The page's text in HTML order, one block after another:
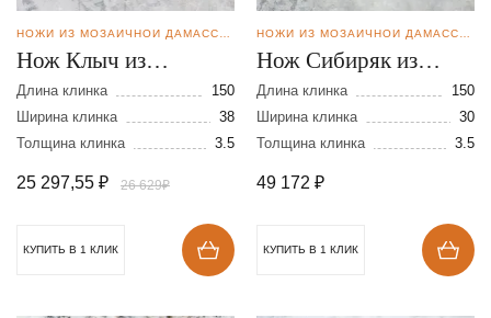
Нож Клыч из
мозаичной дамасской
стали
Длина клинка
150
Ширина клинка
38
Толщина клинка
3.5
25 297,55 ₽ 26 629₽
КУПИТЬ В 1 КЛИК
Нож Сибиряк из
мозаичной дамасской
стали
Длина клинка
150
Ширина клинка
30
Толщина клинка
3.5
49 172 ₽
КУПИТЬ В 1 КЛИК